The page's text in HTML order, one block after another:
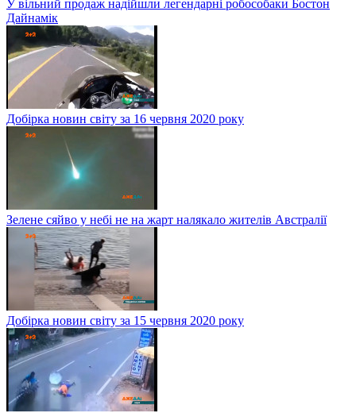
У вільний продаж надійшли легендарні робособаки Бостон
Дайнамік
Добірка новин світу за 16 червня 2020 року
Зелене сяйво у небі не на жарт налякало жителів Австралії
Добірка новин світу за 15 червня 2020 року